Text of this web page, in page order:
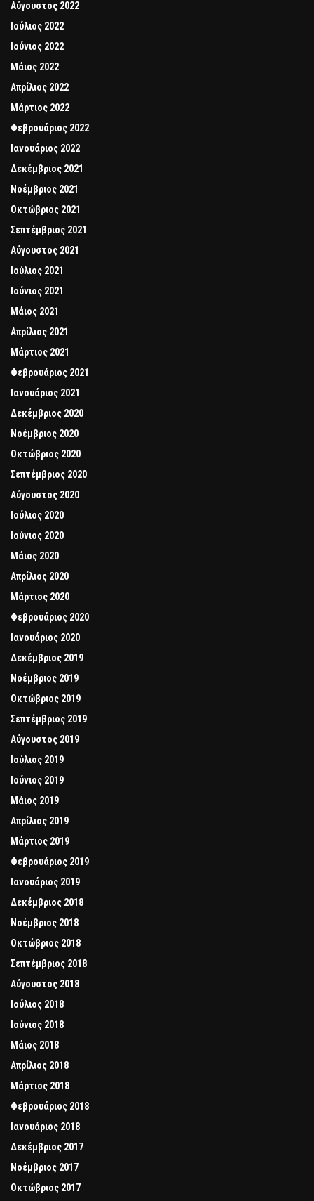
Αύγουστος 2022
Ιούλιος 2022
Ιούνιος 2022
Μάιος 2022
Απρίλιος 2022
Μάρτιος 2022
Φεβρουάριος 2022
Ιανουάριος 2022
Δεκέμβριος 2021
Νοέμβριος 2021
Οκτώβριος 2021
Σεπτέμβριος 2021
Αύγουστος 2021
Ιούλιος 2021
Ιούνιος 2021
Μάιος 2021
Απρίλιος 2021
Μάρτιος 2021
Φεβρουάριος 2021
Ιανουάριος 2021
Δεκέμβριος 2020
Νοέμβριος 2020
Οκτώβριος 2020
Σεπτέμβριος 2020
Αύγουστος 2020
Ιούλιος 2020
Ιούνιος 2020
Μάιος 2020
Απρίλιος 2020
Μάρτιος 2020
Φεβρουάριος 2020
Ιανουάριος 2020
Δεκέμβριος 2019
Νοέμβριος 2019
Οκτώβριος 2019
Σεπτέμβριος 2019
Αύγουστος 2019
Ιούλιος 2019
Ιούνιος 2019
Μάιος 2019
Απρίλιος 2019
Μάρτιος 2019
Φεβρουάριος 2019
Ιανουάριος 2019
Δεκέμβριος 2018
Νοέμβριος 2018
Οκτώβριος 2018
Σεπτέμβριος 2018
Αύγουστος 2018
Ιούλιος 2018
Ιούνιος 2018
Μάιος 2018
Απρίλιος 2018
Μάρτιος 2018
Φεβρουάριος 2018
Ιανουάριος 2018
Δεκέμβριος 2017
Νοέμβριος 2017
Οκτώβριος 2017